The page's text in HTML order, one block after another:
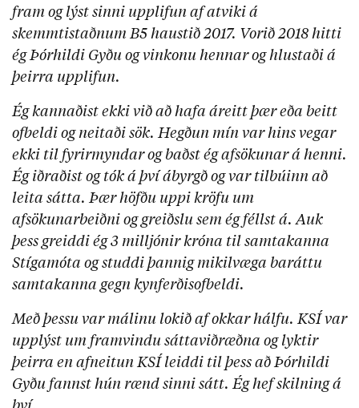
fram og lýst sinni upplifun af atviki á
skemmtistaðnum B5 haustið 2017. Vorið 2018 hitti
ég Þórhildi Gyðu og vinkonu hennar og hlustaði á
þeirra upplifun.
Ég kannaðist ekki við að hafa áreitt þær eða beitt
ofbeldi og neitaði sök. Hegðun mín var hins vegar
ekki til fyrirmyndar og baðst ég afsökunar á henni.
Ég iðraðist og tók á því ábyrgð og var tilbúinn að
leita sátta. Þær höfðu uppi kröfu um
afsökunarbeiðni og greiðslu sem ég féllst á. Auk
þess greiddi ég 3 milljónir króna til samtakanna
Stígamóta og studdi þannig mikilvæga baráttu
samtakanna gegn kynferðisofbeldi.
Með þessu var málinu lokið af okkar hálfu. KSÍ var
upplýst um framvindu sáttaviðræðna og lyktir
þeirra en afneitun KSÍ leiddi til þess að Þórhildi
Gyðu fannst hún rænd sinni sátt. Ég hef skilning á